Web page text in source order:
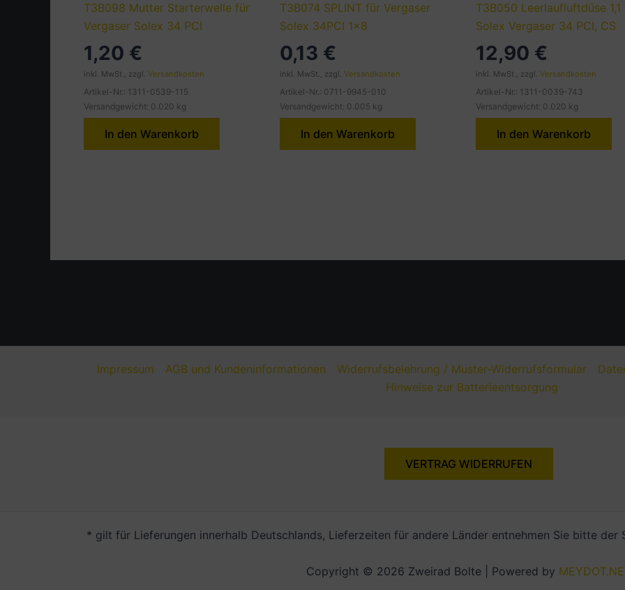
T3B098 Mutter Starterwelle für
Vergaser Solex 34 PCI
1,20 €
inkl. MwSt., zzgl. Versandkosten
Artikel-Nr.: 1311-0539-115
Versandgewicht: 0.020 kg
In den Warenkorb
T3B074 SPLINT für Vergaser
Solex 34PCI 1×8
0,13 €
inkl. MwSt., zzgl. Versandkosten
Artikel-Nr.: 0711-9945-010
Versandgewicht: 0.005 kg
In den Warenkorb
T3B050 Leerlaufluftdüse 1,1
Solex Vergaser 34 PCI, CS
12,90 €
inkl. MwSt., zzgl. Versandkosten
Artikel-Nr.: 1311-0039-743
Versandgewicht: 0.020 kg
In den Warenkorb
Impressum AGB und Kundeninformationen Widerrufsbelehrung / Muster-Widerrufsformular
Hinweise zur Batterieentsorgung
VERTRAG WIDERRUFEN
* gilt für Lieferungen innerhalb Deutschlands, Lieferzeiten für andere Länder entnehmen Sie bitte
Copyright © 2026 Zweirad Bolte | Powered by